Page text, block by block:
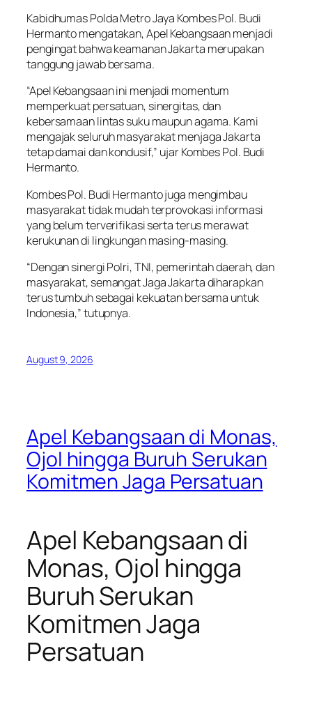
Kabidhumas Polda Metro Jaya Kombes Pol. Budi
Hermanto mengatakan, Apel Kebangsaan menjadi
pengingat bahwa keamanan Jakarta merupakan
tanggung jawab bersama.
“Apel Kebangsaan ini menjadi momentum
memperkuat persatuan, sinergitas, dan
kebersamaan lintas suku maupun agama. Kami
mengajak seluruh masyarakat menjaga Jakarta
tetap damai dan kondusif,” ujar Kombes Pol. Budi
Hermanto.
Kombes Pol. Budi Hermanto juga mengimbau
masyarakat tidak mudah terprovokasi informasi
yang belum terverifikasi serta terus merawat
kerukunan di lingkungan masing-masing.
“Dengan sinergi Polri, TNI, pemerintah daerah, dan
masyarakat, semangat Jaga Jakarta diharapkan
terus tumbuh sebagai kekuatan bersama untuk
Indonesia,” tutupnya.
August 9, 2026
Apel Kebangsaan di Monas,
Ojol hingga Buruh Serukan
Komitmen Jaga Persatuan
Apel Kebangsaan di
Monas, Ojol hingga
Buruh Serukan
Komitmen Jaga
Persatuan